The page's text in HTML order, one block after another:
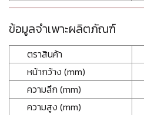
ข้อมูลจำเพาะผลิตภัณฑ์
ตราสินค้า
หน้ากว้าง (mm)
ความลึก (mm)
ความสูง (mm)